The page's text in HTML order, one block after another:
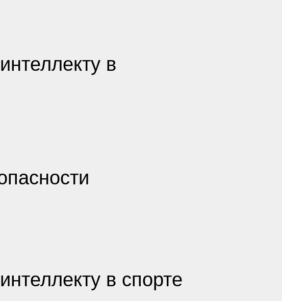
в
в спорте